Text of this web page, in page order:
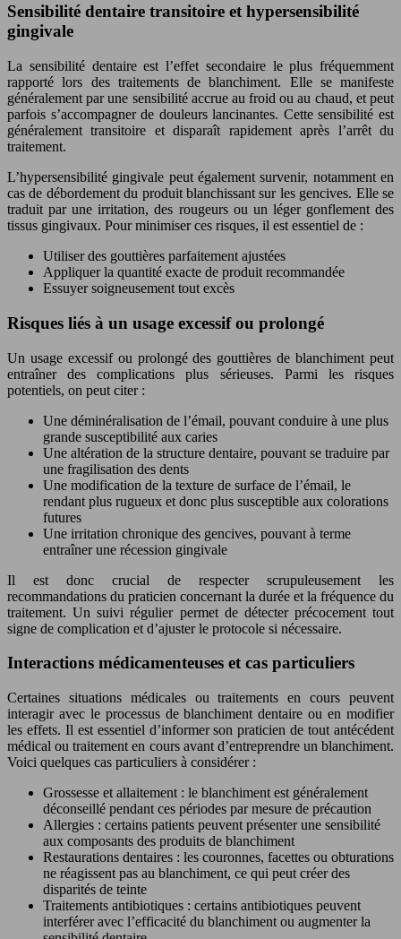
Sensibilité dentaire transitoire et hypersensibilité
gingivale
La sensibilité dentaire est l’effet secondaire le plus fréquemment
rapporté lors des traitements de blanchiment. Elle se manifeste
généralement par une sensibilité accrue au froid ou au chaud, et peut
parfois s’accompagner de douleurs lancinantes. Cette sensibilité est
généralement transitoire et disparaît rapidement après l’arrêt du
traitement.
L’hypersensibilité gingivale peut également survenir, notamment en
cas de débordement du produit blanchissant sur les gencives. Elle se
traduit par une irritation, des rougeurs ou un léger gonflement des
tissus gingivaux. Pour minimiser ces risques, il est essentiel de :
Utiliser des gouttières parfaitement ajustées
Appliquer la quantité exacte de produit recommandée
Essuyer soigneusement tout excès
Risques liés à un usage excessif ou prolongé
Un usage excessif ou prolongé des gouttières de blanchiment peut
entraîner des complications plus sérieuses. Parmi les risques
potentiels, on peut citer :
Une déminéralisation de l’émail, pouvant conduire à une plus
grande susceptibilité aux caries
Une altération de la structure dentaire, pouvant se traduire par
une fragilisation des dents
Une modification de la texture de surface de l’émail, le
rendant plus rugueux et donc plus susceptible aux colorations
futures
Une irritation chronique des gencives, pouvant à terme
entraîner une récession gingivale
Il est donc crucial de respecter scrupuleusement les
recommandations du praticien concernant la durée et la fréquence du
traitement. Un suivi régulier permet de détecter précocement tout
signe de complication et d’ajuster le protocole si nécessaire.
Interactions médicamenteuses et cas particuliers
Certaines situations médicales ou traitements en cours peuvent
interagir avec le processus de blanchiment dentaire ou en modifier
les effets. Il est essentiel d’informer son praticien de tout antécédent
médical ou traitement en cours avant d’entreprendre un blanchiment.
Voici quelques cas particuliers à considérer :
Grossesse et allaitement : le blanchiment est généralement
déconseillé pendant ces périodes par mesure de précaution
Allergies : certains patients peuvent présenter une sensibilité
aux composants des produits de blanchiment
Restaurations dentaires : les couronnes, facettes ou obturations
ne réagissent pas au blanchiment, ce qui peut créer des
disparités de teinte
Traitements antibiotiques : certains antibiotiques peuvent
interférer avec l’efficacité du blanchiment ou augmenter la